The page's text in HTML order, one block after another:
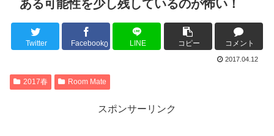
ある可能性を少し残しているのが怖い！
Twitter Facebook0 LINE コピー コメント
2017.04.12
2017春 Room Mate
スポンサーリンク